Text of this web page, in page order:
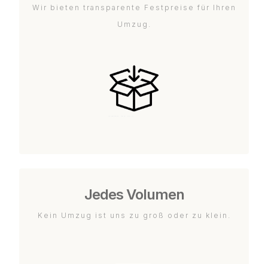
Wir bieten transparente Festpreise für Ihren
Umzug.
Jedes Volumen
Kein Umzug ist uns zu groß oder zu klein.